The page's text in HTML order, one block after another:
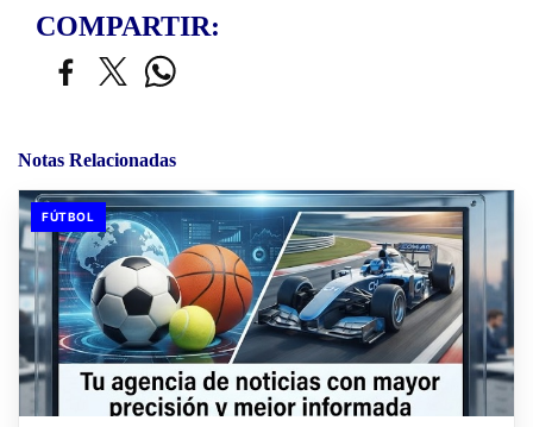
COMPARTIR:
Notas Relacionadas
FÚTBOL